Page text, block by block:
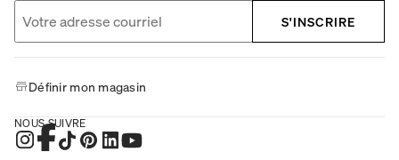
S'INSCRIRE
Définir mon magasin
NOUS SUIVRE